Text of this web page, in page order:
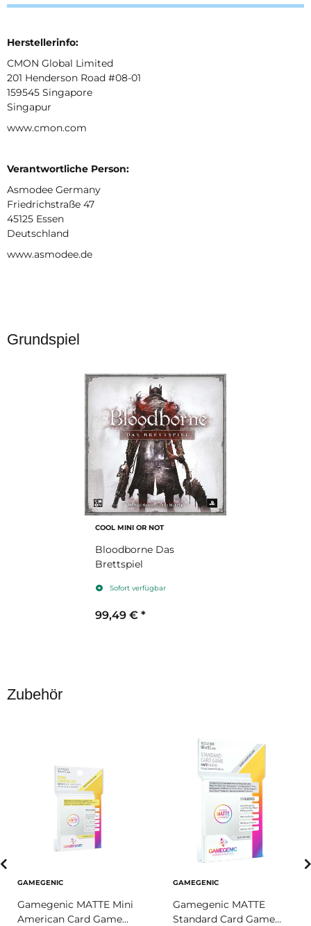
Herstellerinfo:
CMON Global Limited
201 Henderson Road #08-01
159545 Singapore
Singapur
www.cmon.com
Verantwortliche Person:
Asmodee Germany
Friedrichstraße 47
45125 Essen
Deutschland
www.asmodee.de
Grundspiel
COOL MINI OR NOT
Bloodborne Das
Brettspiel
Sofort verfügbar
99,49 € *
Zubehör
GAMEGENIC
Gamegenic MATTE Mini
American Card Game
GAMEGENIC
Gamegenic MATTE
Standard Card Game